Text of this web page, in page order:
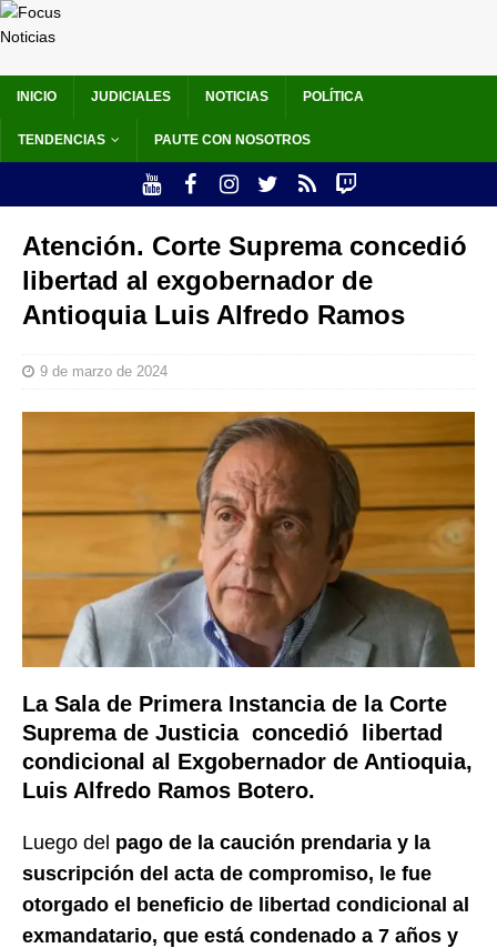
INICIO JUDICIALES NOTICIAS POLÍTICA
TENDENCIAS PAUTE CON NOSOTROS
Atención. Corte Suprema concedió
libertad al exgobernador de
Antioquia Luis Alfredo Ramos
9 de marzo de 2024
La Sala de Primera Instancia de la Corte
Suprema de Justicia concedió libertad
condicional al Exgobernador de Antioquia,
Luis Alfredo Ramos Botero.
Luego del pago de la caución prendaria y la
suscripción del acta de compromiso, le fue
otorgado el beneficio de libertad condicional al
exmandatario, que está condenado a 7 años y